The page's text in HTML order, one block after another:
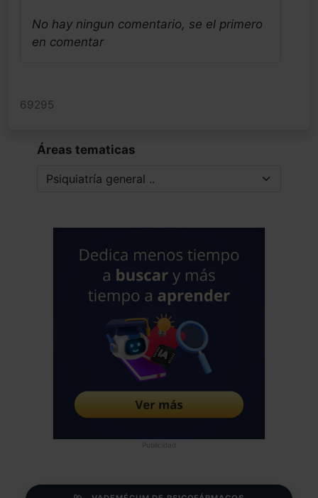
No hay ningun comentario, se el primero
en comentar
69295
Áreas tematicas
Publicidad